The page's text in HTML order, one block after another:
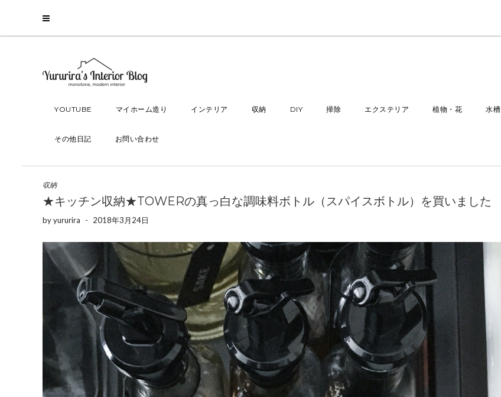
YOUTUBE マイホーム造り インテリア 収納 DIY 掃除 エクステリア 植物・花 水槽
その他日記 お問い合わせ
収納
★キッチン収納★TOWERの真っ白な調味料ボトル（スパイスボトル）を買いました
byyururira - 2018年3月24日